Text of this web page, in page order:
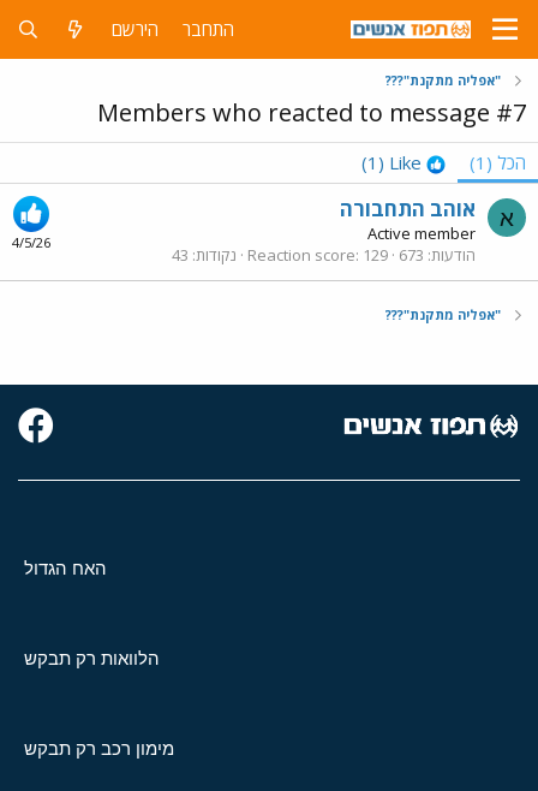
התחבר הירשם
"אפליה מתקנת"???
Members who reacted to message #7
הכל (1)
Like
(1)
א
4/5/26
אוהב התחבורה
Active member
הודעות 673
Reaction score 129 נקודות 43
"אפליה מתקנת"???
האח הגדול
הלוואות רק תבקש
מימון רכב רק תבקש